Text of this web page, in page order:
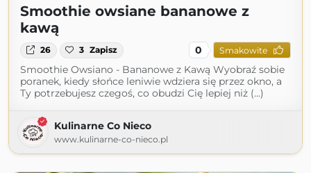
Smoothie owsiane bananowe z
kawą
26 3 Zapisz 0 Smakowite
Smoothie Owsiano - Bananowe z Kawą Wyobraź sobie
poranek, kiedy słońce leniwie wdziera się przez okno, a
Ty potrzebujesz czegoś, co obudzi Cię lepiej niż (...)
Kulinarne Co Nieco
www.kulinarne-co-nieco.pl